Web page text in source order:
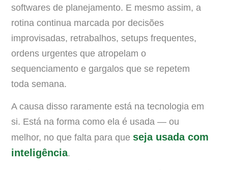
softwares de planejamento. E mesmo assim, a
rotina continua marcada por decisões
improvisadas, retrabalhos, setups frequentes,
ordens urgentes que atropelam o
sequenciamento e gargalos que se repetem
toda semana.
A causa disso raramente está na tecnologia em
si. Está na forma como ela é usada — ou
melhor, no que falta para que seja usada com
inteligência.